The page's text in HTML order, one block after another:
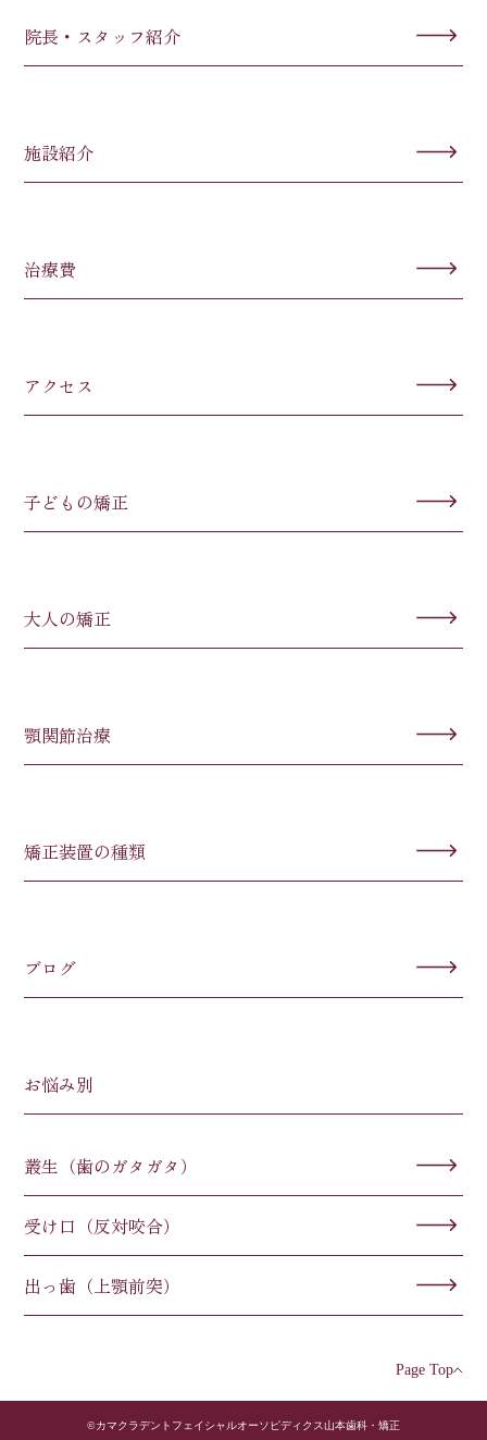
院長・スタッフ紹介
施設紹介
治療費
アクセス
子どもの矯正
大人の矯正
顎関節治療
矯正装置の種類
ブログ
お悩み別
叢生（歯のガタガタ）
受け口（反対咬合）
出っ歯（上顎前突）
Page Top
©カマクラデントフェイシャルオーソピディクス山本歯科・矯正